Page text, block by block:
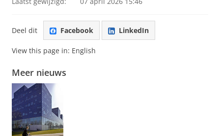
Deel dit Facebook LinkedIn
View this page in: English
Meer nieuws